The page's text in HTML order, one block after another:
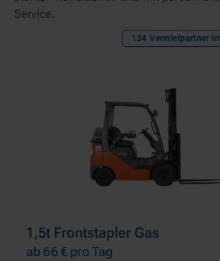
Service.
134 Vermietpartner
1,5t Frontstapler Gas
ab 66 € pro Tag